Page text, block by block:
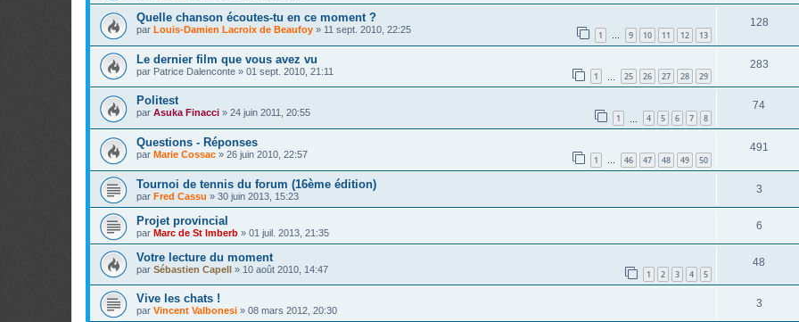
Quelle chanson écoutes-tu en ce moment ?
par Louis-Damien Lacroix de Beaufoy » 11 sept. 2010, 22:25 1 … 9 10 11 12 13
128
Le dernier film que vous avez vu
par Patrice Dalenconte » 01 sept. 2010, 21:11 1 25 26 27 28 29
283
Politest
par Asuka Finacci » 24 juin 2011, 20:55 1 4 5 6 7 8
74
Questions - Réponses
par Marie Cossac » 26 juin 2010, 22:57 1 … 46 47 48 49 50
491
Tournoi de tennis du forum (16ème édition)
par Fred Cassu » 30 juin 2013, 15:23
3
Projet provincial
par Marc de St Imberb » 01 juil. 2013, 21:35
6
Votre lecture du moment
par Sébastien Capell » 10 août 2010, 14:47 1 2 3 4 5
48
Vive les chats !
par Vincent Valbonesi » 08 mars 2012, 20:30
3